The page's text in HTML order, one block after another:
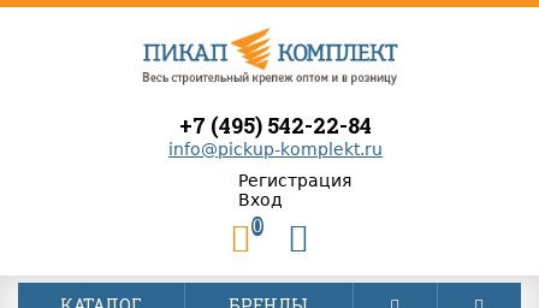
+7 (495) 542-22-84
info@pickup-komplekt.ru
Регистрация
Вход
0